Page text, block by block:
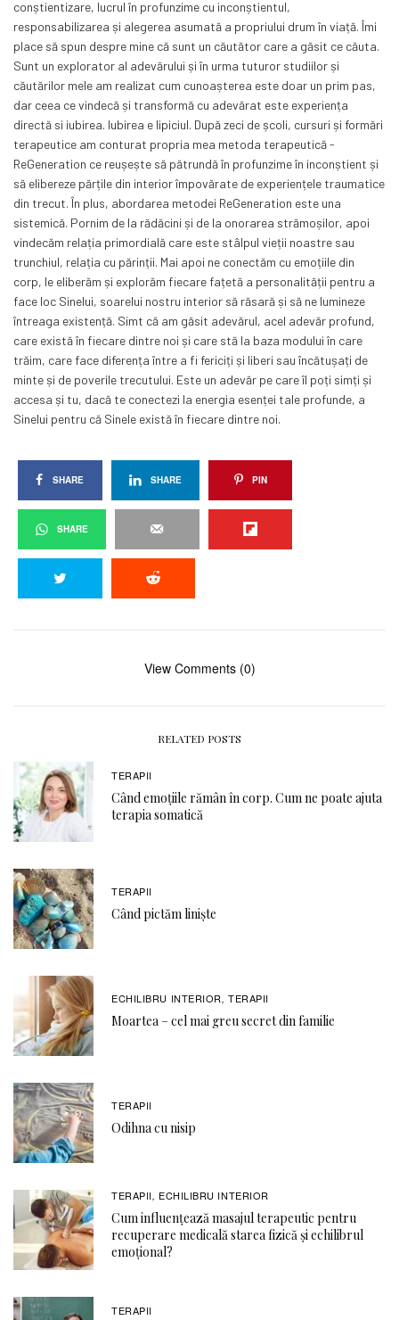
conștientizare, lucrul în profunzime cu inconștientul,
responsabilizarea și alegerea asumată a propriului drum în viață. Îmi
place să spun despre mine că sunt un căutător care a găsit ce căuta.
Sunt un explorator al adevărului și în urma tuturor studiilor și
căutărilor mele am realizat cum cunoașterea este doar un prim pas,
dar ceea ce vindecă și transformă cu adevărat este experiența
directă si iubirea. Iubirea e lipiciul. După zeci de școli, cursuri și formări
terapeutice am conturat propria mea metoda terapeutică -
ReGeneration ce reușește să pătrundă în profunzime în inconștient și
să elibereze părțile din interior împovărate de experiențele traumatice
din trecut. În plus, abordarea metodei ReGeneration este una
sistemică. Pornim de la rădăcini și de la onorarea strămoșilor, apoi
vindecăm relația primordială care este stâlpul vieții noastre sau
trunchiul, relația cu părinții. Mai apoi ne conectăm cu emoțiile din
corp, le eliberăm și explorăm fiecare fațetă a personalității pentru a
face loc Sinelui, soarelui nostru interior să răsară și să ne lumineze
întreaga existență. Simt că am găsit adevărul, acel adevăr profund,
care există în fiecare dintre noi și care stă la baza modului în care
trăim, care face diferența între a fi fericiți și liberi sau încătușați de
minte și de poverile trecutului. Este un adevăr pe care îl poți simți și
accesa și tu, dacă te conectezi la energia esenței tale profunde, a
Sinelui pentru că Sinele există în fiecare dintre noi.
SHARE SHARE PIN
SHARE
View Comments (0)
RELATED POSTS
TERAPII
Când emoțiile rămân în corp. Cum ne poate ajuta
terapia somatică
TERAPII
Când pictăm liniște
ECHILIBRU INTERIOR ,TERAPII
Moartea – cel mai greu secret din familie
TERAPII
Odihna cu nisip
TERAPII, ECHILIBRU INTERIOR
Cum influențează masajul terapeutic pentru
recuperare medicală starea fizică și echilibrul
emoțional?
TERAPII